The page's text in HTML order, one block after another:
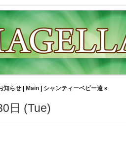
知らせ Main シャンティーベビー達 »
日 (Tue)